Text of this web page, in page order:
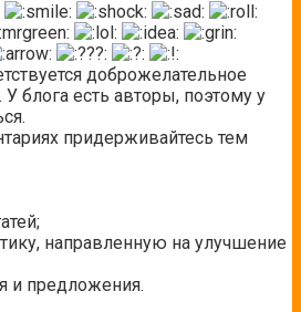
доброжелательное
блога есть авторы, поэтому у
придерживайтесь тем
направленную на улучшение
и предложения.